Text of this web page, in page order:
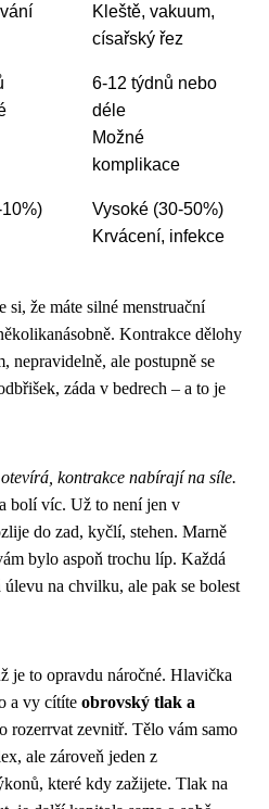
Kleště, vakuum,
císařský řez
6-12 týdnů nebo
déle
Možné
komplikace
Vysoké (30-50%)
Krvácení, infekce
si, že máte silné menstruační
Kontrakce dělohy
nepravidelně, ale postupně se
záda v bedrech – a to je
kontrakce nabírají na síle.
bolí víc. Už to není jen v
do zad, kyčlí, stehen. Marně
bylo aspoň trochu líp. Každá
na chvilku, ale pak se bolest
je to opravdu náročné. Hlavička
a vy cítíte obrovský tlak a
rozerrvat zevnitř. Tělo vám samo
ale zároveň jeden z
které kdy zažijete. Tlak na